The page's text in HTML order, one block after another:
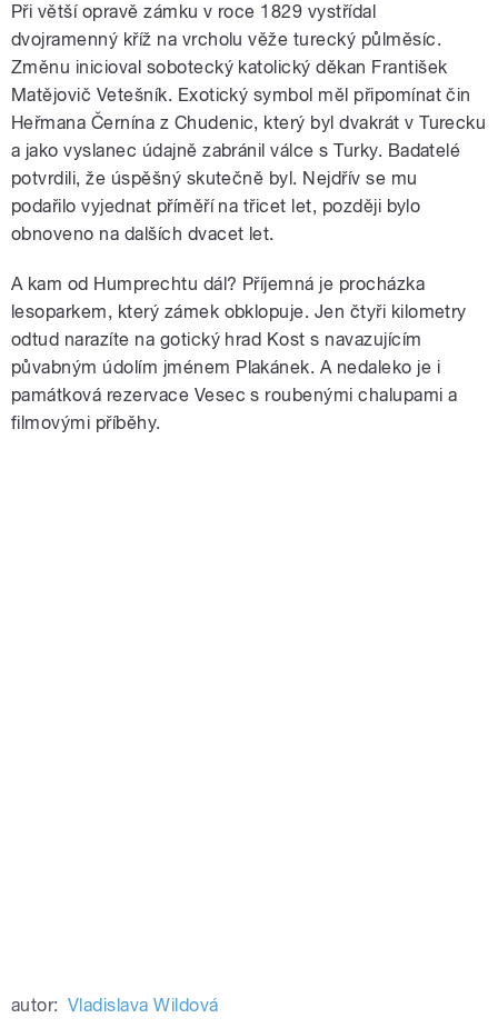
Při větší opravě zámku v roce 1829 vystřídal
dvojramenný kříž na vrcholu věže turecký půlměsíc.
Změnu inicioval sobotecký katolický děkan František
Matějovič Vetešník. Exotický symbol měl připomínat čin
Heřmana Černína z Chudenic, který byl dvakrát v Turecku
a jako vyslanec údajně zabránil válce s Turky. Badatelé
potvrdili, že úspěšný skutečně byl. Nejdřív se mu
podařilo vyjednat příměří na třicet let, později bylo
obnoveno na dalších dvacet let.
A kam od Humprechtu dál? Příjemná je procházka
lesoparkem, který zámek obklopuje. Jen čtyři kilometry
odtud narazíte na gotický hrad Kost s navazujícím
půvabným údolím jménem Plakánek. A nedaleko je i
památková rezervace Vesec s roubenými chalupami a
filmovými příběhy.
autor: Vladislava Wildová